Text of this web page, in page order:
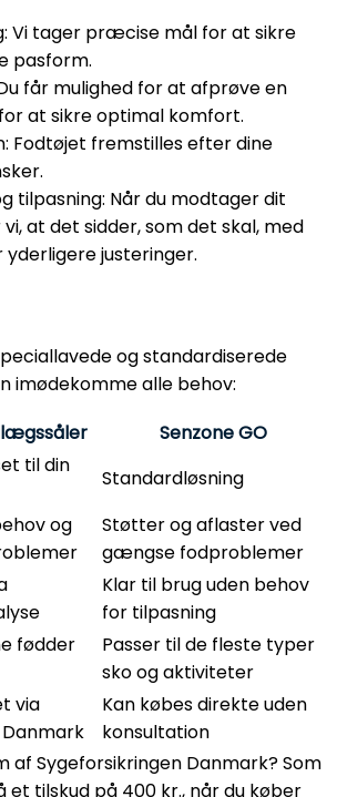
Vi tager præcise mål for at sikre
pasform.
får mulighed for at afprøve en
at sikre optimal komfort.
Fodtøjet fremstilles efter dine
tilpasning: Når du modtager dit
at det sidder, som det skal, med
yderligere justeringer.
og standardiserede
imødekomme alle behov:
Senzone GO
til din
Standardløsning
og
Støtter og aflaster ved
gængse fodproblemer
Klar til brug uden behov
for tilpasning
fødder
Passer til de fleste typer
sko og aktiviteter
via
Kan købes direkte uden
konsultation
Sygeforsikringen Danmark?Som
et tilskud på 400 kr., når du køber